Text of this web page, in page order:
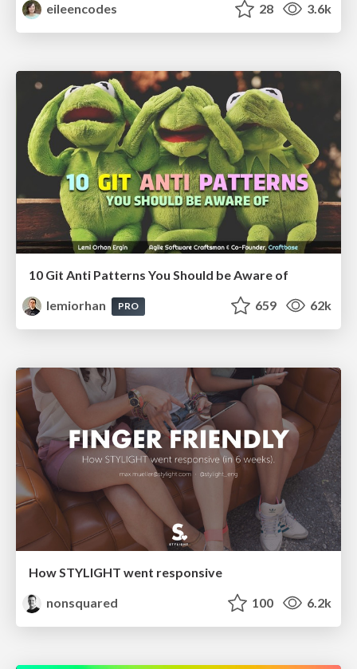
eileencodes
28 3.6k
10 Git Anti Patterns You Should be Aware of
lemiorhan
PRO 659 62k
How STYLIGHT went responsive
nonsquared
100 6.2k